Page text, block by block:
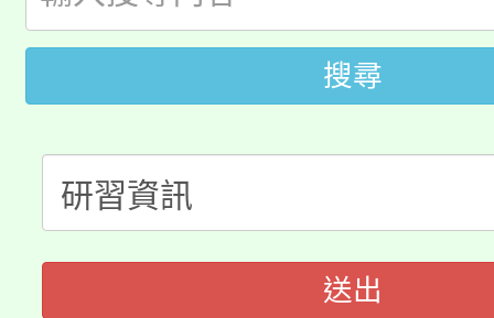
田徑場及游泳池舉行。
桃園市低收入戶享有免
視費優惠，中低收入戶
半價優惠，詳情可洽有
者。
大園自造教育及科技
份教師研習
淨零綠生活教案入校路
115年食農教育專業人
搜尋
送出